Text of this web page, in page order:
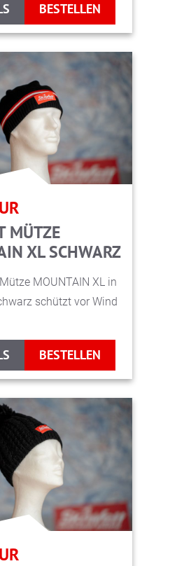
BESTELLEN
MÜTZE
XL SCHWARZ
MOUNTAIN XL in
schützt vor Wind
BESTELLEN